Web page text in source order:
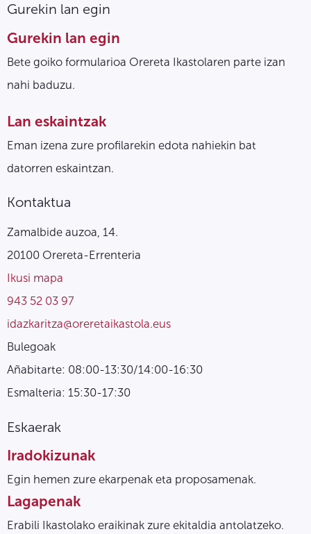
Gurekin lan egin
Gurekin lan egin
Bete goiko formularioa Orereta Ikastolaren parte izan
nahi baduzu.
Lan eskaintzak
Eman izena zure profilarekin edota nahiekin bat
datorren eskaintzan.
Kontaktua
Zamalbide auzoa, 14.
20100 Orereta-Errenteria
Ikusi mapa
943 52 03 97
idazkaritza@oreretaikastola.eus
Bulegoak
Añabitarte: 08:00-13:30/14:00-16:30
Esmalteria: 15:30-17:30
Eskaerak
Iradokizunak
Egin hemen zure ekarpenak eta proposamenak.
Lagapenak
Erabili Ikastolako eraikinak zure ekitaldia antolatzeko.